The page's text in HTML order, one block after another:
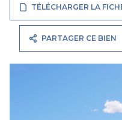
TÉLÉCHARGER LA
PARTAGER CE BIEN